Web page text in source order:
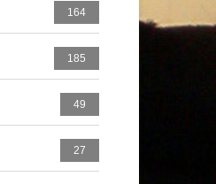
164
185
49
27